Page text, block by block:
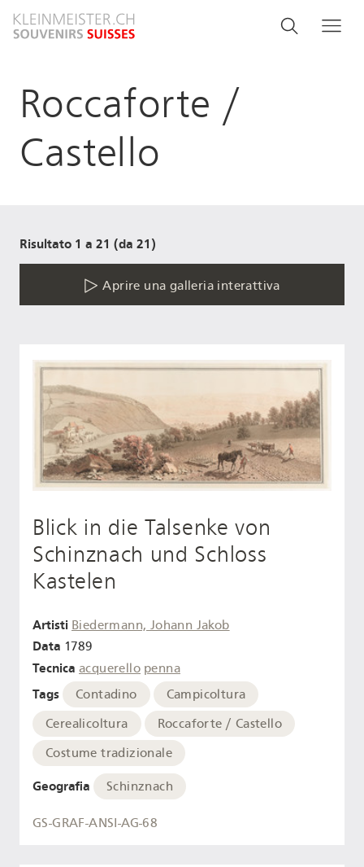
Search
Cerca
Roccaforte /
Castello
Risultato 1 a 21 (da 21)
Aprire una galleria interattiva
Blick in die Talsenke von
Schinznach und Schloss
Kastelen
Artisti Biedermann, Johann Jakob
Data 1789
Tecnica acquerello penna
Tags Contadino
Campicoltura
Cerealicoltura
Roccaforte / Castello
Costume tradizionale
Geografia Schinznach
GS-GRAF-ANSI-AG-68